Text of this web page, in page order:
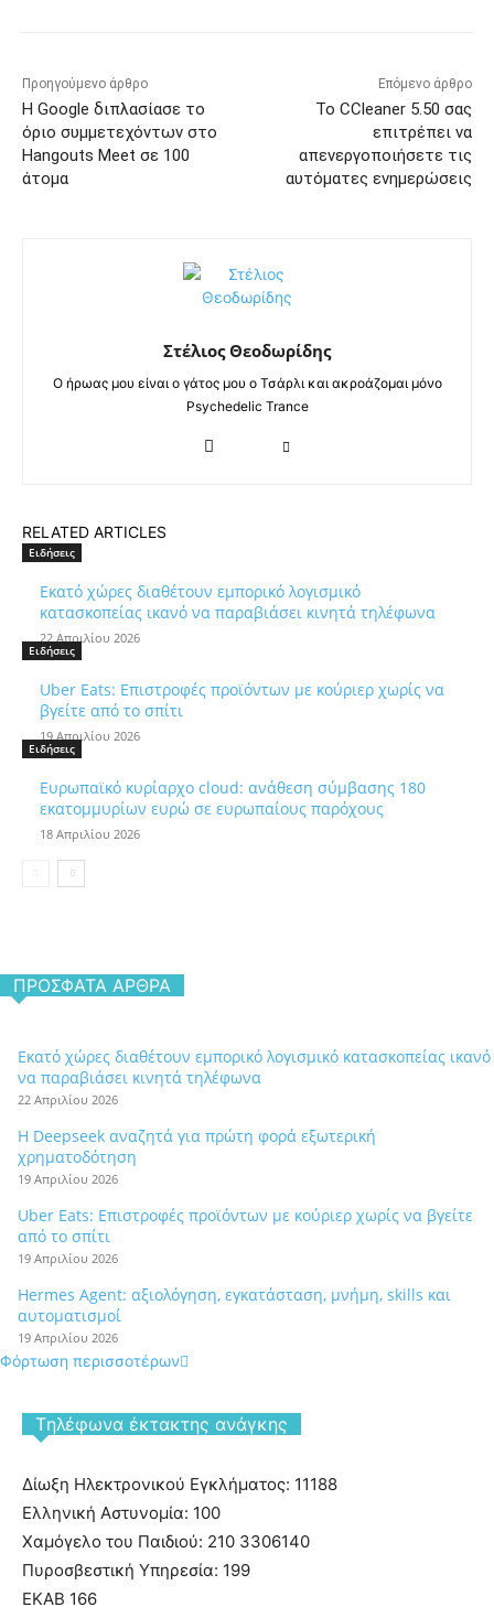
Προηγούμενο άρθρο
Η Google διπλασίασε το
όριο συμμετεχόντων στο
Hangouts Meet σε 100
άτομα
Επόμενο άρθρο
Το CCleaner 5.50 σας
επιτρέπει να
απενεργοποιήσετε τις
αυτόματες ενημερώσεις
Στέλιος Θεοδωρίδης
Ο ήρωας μου είναι ο γάτος μου ο Τσάρλι και ακροάζομαι μόνο
Psychedelic Trance
RELATED ARTICLES
Ειδήσεις
Εκατό χώρες διαθέτουν εμπορικό λογισμικό
κατασκοπείας ικανό να παραβιάσει κινητά τηλέφωνα
22 Απριλίου 2026
Ειδήσεις
Uber Eats: Επιστροφές προϊόντων με κούριερ χωρίς να
βγείτε από το σπίτι
19 Απριλίου 2026
Ειδήσεις
Ευρωπαϊκό κυρίαρχο cloud: ανάθεση σύμβασης 180
εκατομμυρίων ευρώ σε ευρωπαίους παρόχους
18 Απριλίου 2026
ΠΡΌΣΦΑΤΑ ΆΡΘΡΑ
Εκατό χώρες διαθέτουν εμπορικό λογισμικό κατασκοπείας ικανό
να παραβιάσει κινητά τηλέφωνα
22 Απριλίου 2026
Η Deepseek αναζητά για πρώτη φορά εξωτερική
χρηματοδότηση
19 Απριλίου 2026
Uber Eats: Επιστροφές προϊόντων με κούριερ χωρίς να βγείτε
από το σπίτι
19 Απριλίου 2026
Hermes Agent: αξιολόγηση, εγκατάσταση, μνήμη, skills και
αυτοματισμοί
19 Απριλίου 2026
Φόρτωση περισσοτέρων
Tηλέφωνα έκτακτης ανάγκης
Δίωξη Ηλεκτρονικού Εγκλήματος: 11188
Ελληνική Αστυνομία: 100
Χαμόγελο του Παιδιού: 210 3306140
Πυροσβεστική Υπηρεσία: 199
ΕΚΑΒ 166